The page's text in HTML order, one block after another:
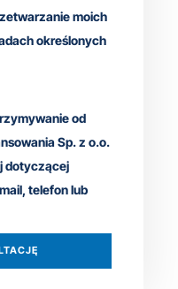
moich
określonych
od
Sp. z o.o.
dotyczącej
telefon lub